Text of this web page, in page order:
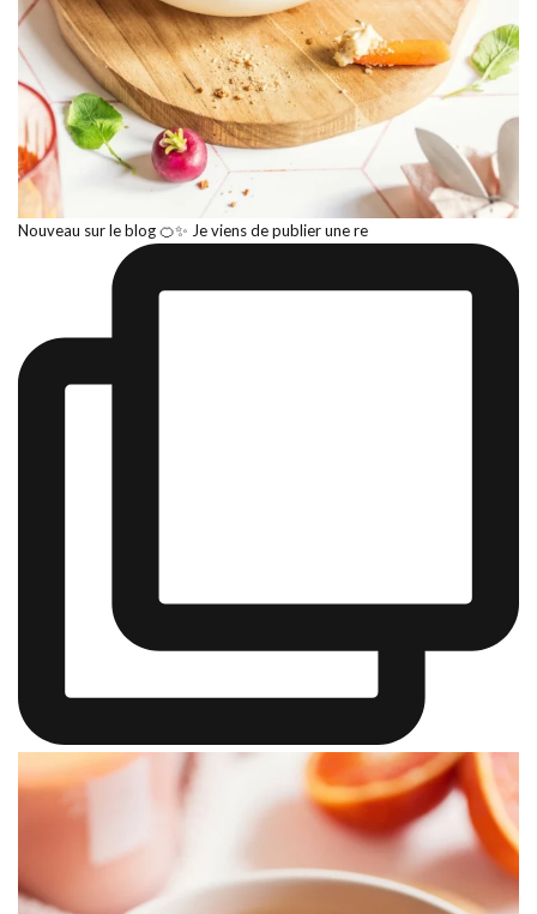
Nouveau sur le blog 🍊✨ Je viens de publier une re